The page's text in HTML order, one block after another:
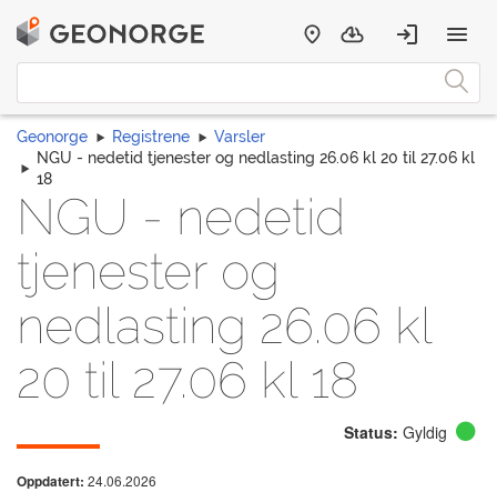
Geonorge Registrene
Varsler
NGU - nedetid tjenester og nedlasting 26.06 kl 20 til 27.06 kl
18
NGU - nedetid
tjenester og
nedlasting 26.06 kl
20 til 27.06 kl 18
Status: Gyldig
Oppdatert: 24.06.2026